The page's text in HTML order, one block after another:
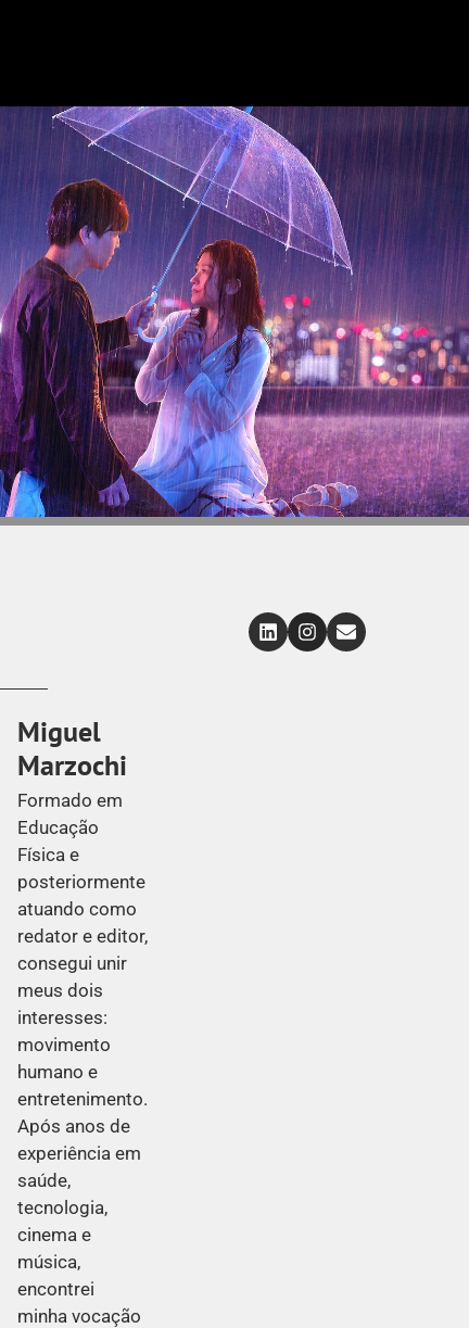
Miguel
Marzochi
Formado em
Educação
Física e
posteriormente
atuando como
redator e editor,
consegui unir
meus dois
interesses:
movimento
humano e
entretenimento.
Após anos de
experiência em
saúde,
tecnologia,
cinema e
música,
encontrei
minha vocação